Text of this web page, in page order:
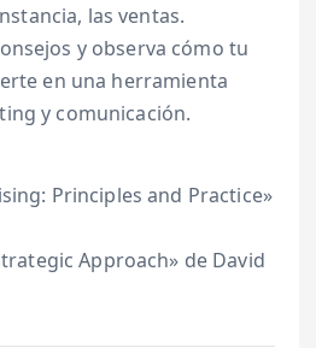
las ventas.
y observa cómo tu
en una herramienta
y comunicación.
Principles and Practice»
Approach» de David